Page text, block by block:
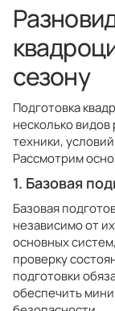
сезону
Подготовка
несколько видов
техники,
Рассмотрим
1. Базовая
Базовая
независимо от
основных
проверку
подготовки
обеспечить